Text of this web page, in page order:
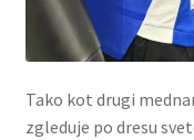
Tako kot drugi
zgleduje po dresu